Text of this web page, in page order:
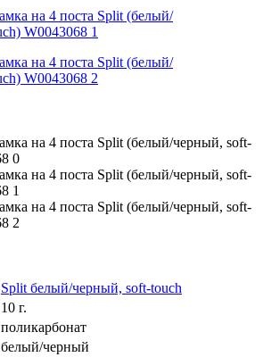
Split белый/черный, soft-touch
10 г.
поликарбонат
белый/черный